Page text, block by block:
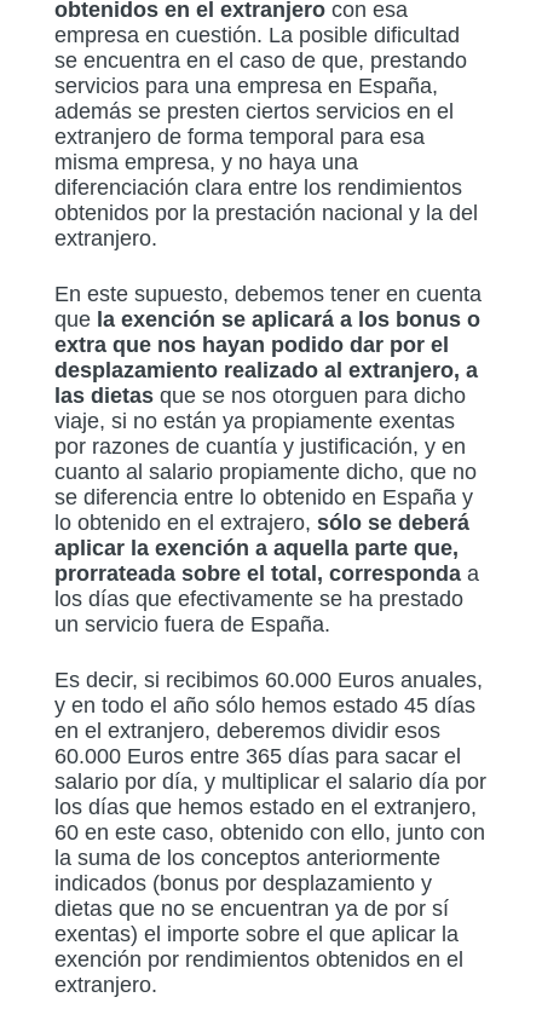
obtenidos en el extranjero con esa
empresa en cuestión. La posible dificultad
se encuentra en el caso de que, prestando
servicios para una empresa en España,
además se presten ciertos servicios en el
extranjero de forma temporal para esa
misma empresa, y no haya una
diferenciación clara entre los rendimientos
obtenidos por la prestación nacional y la del
extranjero.
En este supuesto, debemos tener en cuenta
que la exención se aplicará a los bonus o
extra que nos hayan podido dar por el
desplazamiento realizado al extranjero, a
las dietas que se nos otorguen para dicho
viaje, si no están ya propiamente exentas
por razones de cuantía y justificación, y en
cuanto al salario propiamente dicho, que no
se diferencia entre lo obtenido en España y
lo obtenido en el extrajero, sólo se deberá
aplicar la exención a aquella parte que,
prorrateada sobre el total, corresponda a
los días que efectivamente se ha prestado
un servicio fuera de España.
Es decir, si recibimos 60.000 Euros anuales,
y en todo el año sólo hemos estado 45 días
en el extranjero, deberemos dividir esos
60.000 Euros entre 365 días para sacar el
salario por día, y multiplicar el salario día por
los días que hemos estado en el extranjero,
60 en este caso, obtenido con ello, junto con
la suma de los conceptos anteriormente
indicados (bonus por desplazamiento y
dietas que no se encuentran ya de por sí
exentas) el importe sobre el que aplicar la
exención por rendimientos obtenidos en el
extranjero.